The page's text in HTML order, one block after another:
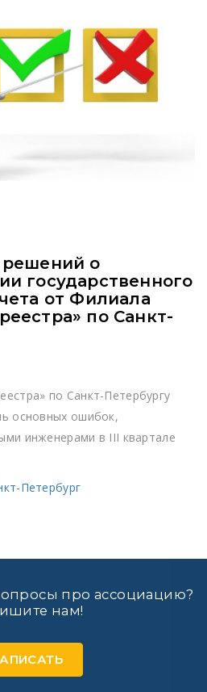
о
государственного
от Филиала
по Санкт-
по Санкт-Петербургу
основных ошибок,
инженерами в III квартале
Петербург
про ассоциацию?
нам!